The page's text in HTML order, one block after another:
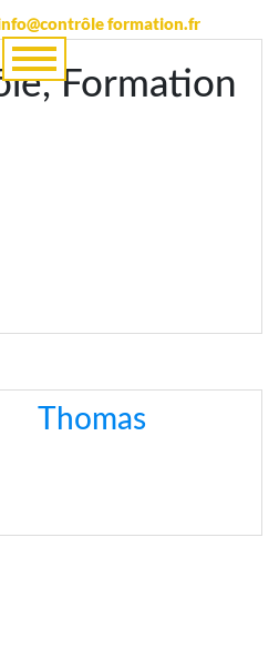
formation.fr
Formation
Thomas